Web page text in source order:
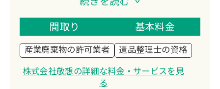
理士認定協会認定の資格を持つ専門スタ
ッフが、孤独死現場やゴミ屋敷の清掃な
ど、心を込めてお手伝いします。
沖縄本島全域対応可能です。
間取り
基本料金
産業廃棄物の許可業者
遺品整理士の資格
株式会社敬想の詳細な料金・サービスを見
る